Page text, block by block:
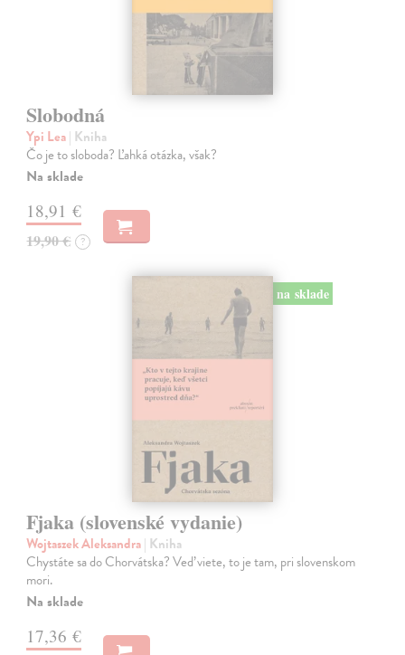
Slobodná
Ypi Lea| Kniha
Čo je to sloboda? Ľahká otázka, však?
Na sklade
18,91 €
19,90 € ?
na sklade
Fjaka (slovenské vydanie)
Wojtaszek Aleksandra| Kniha
Chystáte sa do Chorvátska? Veď viete, to je tam, pri slovenskom
mori.
Na sklade
17,36 €